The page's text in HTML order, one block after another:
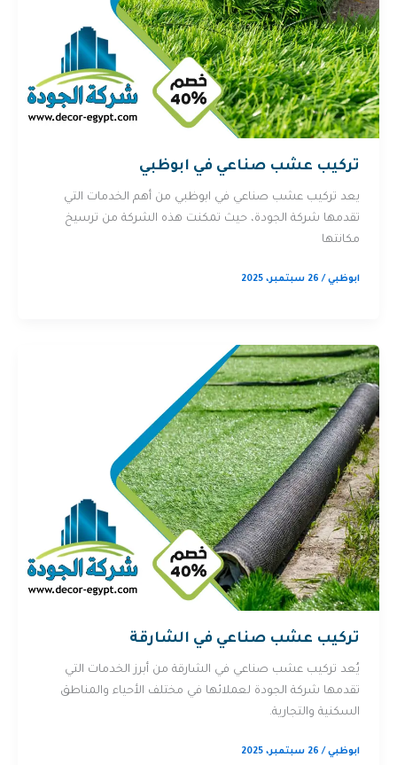
تركيب عشب صناعي في ابوظبي
يعد تركيب عشب صناعي في ابوظبي من أهم الخدمات التي
تقدمها شركة الجودة، حيث تمكنت هذه الشركة من ترسيخ
مكانتها
ابوظبي/ 26 سبتمبر، 2025
تركيب عشب صناعي في الشارقة
يُعد تركيب عشب صناعي في الشارقة من أبرز الخدمات التي
تقدمها شركة الجودة لعملائها في مختلف الأحياء والمناطق
السكنية والتجارية.
ابوظبي/ 26 سبتمبر، 2025